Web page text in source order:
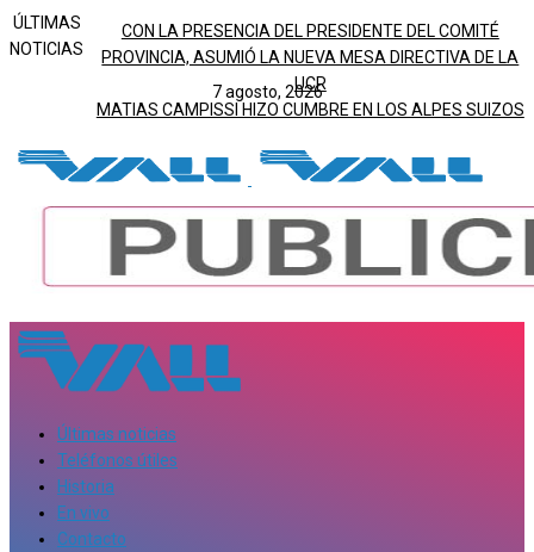
ÚLTIMAS
NOTICIAS
CON LA PRESENCIA DEL PRESIDENTE DEL COMITÉ
PROVINCIA, ASUMIÓ LA NUEVA MESA DIRECTIVA DE LA
UCR
MATIAS CAMPISSI HIZO CUMBRE EN LOS ALPES SUIZOS
7 agosto, 2026
Últimas noticias
Teléfonos útiles
Historia
En vivo
Contacto